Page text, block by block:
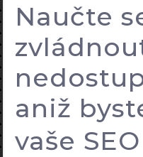
Naučte
aniž
vaše SEO